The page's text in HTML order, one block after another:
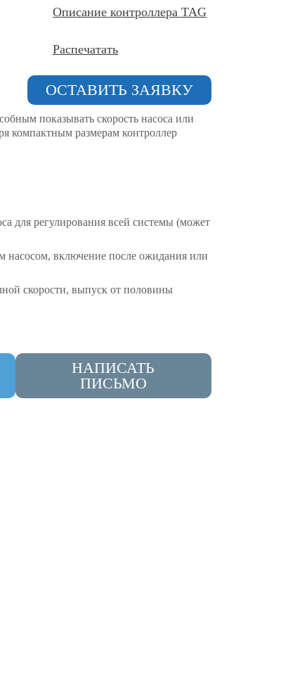
Описание контроллера TAG
Распечатать
ОСТАВИТЬ ЗАЯВКУ
показывать скорость насоса или
компактным размерам контроллер
для регулирования всей системы (может
насосом, включение после ожидания или
скорости, выпуск от половины
НАПИСАТЬ
ПИСЬМО